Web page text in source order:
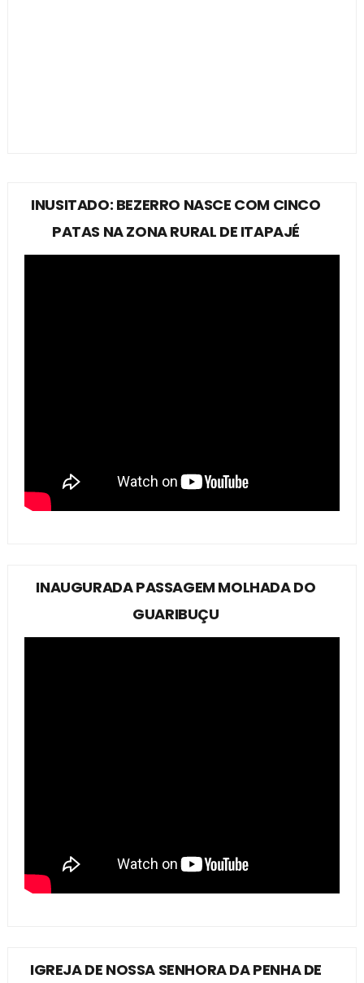
INUSITADO: BEZERRO NASCE COM CINCO
PATAS NA ZONA RURAL DE ITAPAJÉ
INAUGURADA PASSAGEM MOLHADA DO
GUARIBUÇU
IGREJA DE NOSSA SENHORA DA PENHA DE